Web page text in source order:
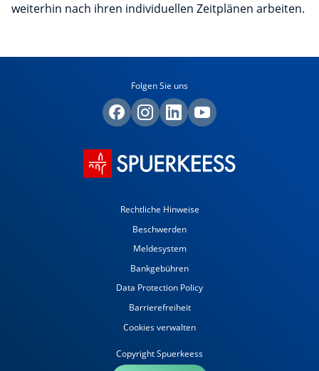
weiterhin nach ihren individuellen Zeitplänen arbeiten.
Folgen Sie uns
Rechtliche Hinweise
Beschwerden
Meldesystem
Bankgebühren
Data Protection Policy
Barrierefreiheit
Cookies verwalten
Copyright Spuerkeess
made by